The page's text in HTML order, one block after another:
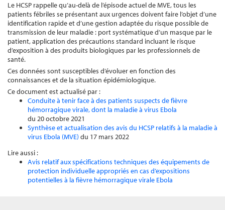
Le HCSP rappelle qu’au-delà de l’épisode actuel de MVE, tous les
patients fébriles se présentant aux urgences doivent faire l’objet d’une
identification rapide et d’une gestion adaptée du risque possible de
transmission de leur maladie : port systématique d’un masque par le
patient, application des précautions standard incluant le risque
d’exposition à des produits biologiques par les professionnels de
santé.
Ces données sont susceptibles d’évoluer en fonction des
connaissances et de la situation épidémiologique.
Ce document est actualisé par :
Conduite à tenir face à des patients suspects de fièvre
hémorragique virale, dont la maladie à virus Ebola
du 20 octobre 2021
Synthèse et actualisation des avis du HCSP relatifs à la maladie à
virus Ebola (MVE) du 17 mars 2022
Lire aussi :
Avis relatif aux spécifications techniques des équipements de
protection individuelle appropriés en cas d’expositions
potentielles à la fièvre hémorragique virale Ebola